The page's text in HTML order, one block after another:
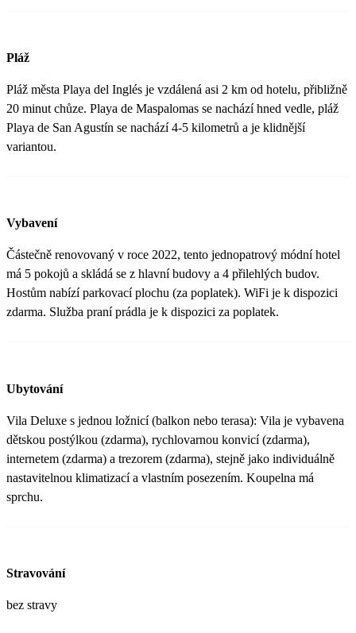
Pláž
Pláž města Playa del Inglés je vzdálená asi 2 km od hotelu, přibližně
20 minut chůze. Playa de Maspalomas se nachází hned vedle, pláž
Playa de San Agustín se nachází 4-5 kilometrů a je klidnější
variantou.
Vybavení
Částečně renovovaný v roce 2022, tento jednopatrový módní hotel
má 5 pokojů a skládá se z hlavní budovy a 4 přilehlých budov.
Hostům nabízí parkovací plochu (za poplatek). WiFi je k dispozici
zdarma. Služba praní prádla je k dispozici za poplatek.
Ubytování
Vila Deluxe s jednou ložnicí (balkon nebo terasa): Vila je vybavena
dětskou postýlkou (zdarma), rychlovarnou konvicí (zdarma),
internetem (zdarma) a trezorem (zdarma), stejně jako individuálně
nastavitelnou klimatizací a vlastním posezením. Koupelna má
sprchu.
Stravování
bez stravy